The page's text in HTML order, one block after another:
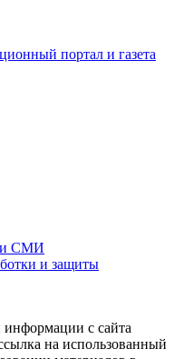
СМИ
и защиты
информации с сайта
на использованный